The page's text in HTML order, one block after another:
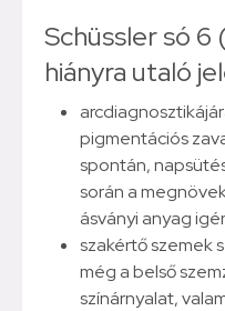
Schüssler só 6
hiányra utaló
pigmentációs
spontán,
során a
ásványi anyag
szakértő szemek
még a belső
színárnyalat,